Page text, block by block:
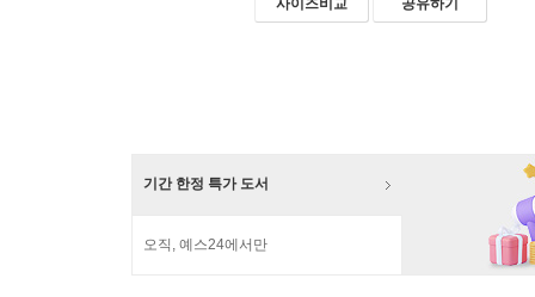
기간 한정 특가 도서
오직, 예스24에서만